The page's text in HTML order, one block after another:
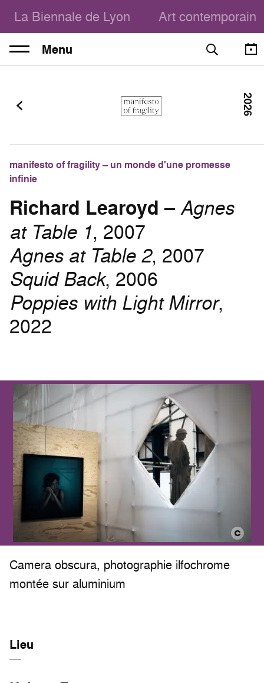
La Biennale de Lyon Art contemporain
Menu
manifesto of fragility – un monde d'une promesse
infinie
Richard Learoyd – Agnes
at Table 1, 2007
Agnes at Table 2, 2007
Squid Back, 2006
Poppies with Light Mirror,
2022
2026
Camera obscura, photographie ilfochrome
montée sur aluminium
Lieu